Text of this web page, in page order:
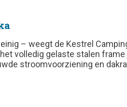
– weegt de Kestrel
volledig gelaste stalen
stroomvoorziening en